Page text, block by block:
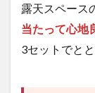
露天スペース
当たって心地
3セットでと